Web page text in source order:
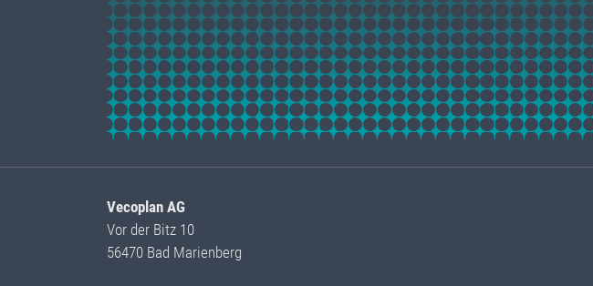
Vecoplan AG
Vor der Bitz 10
56470 Bad Marienberg